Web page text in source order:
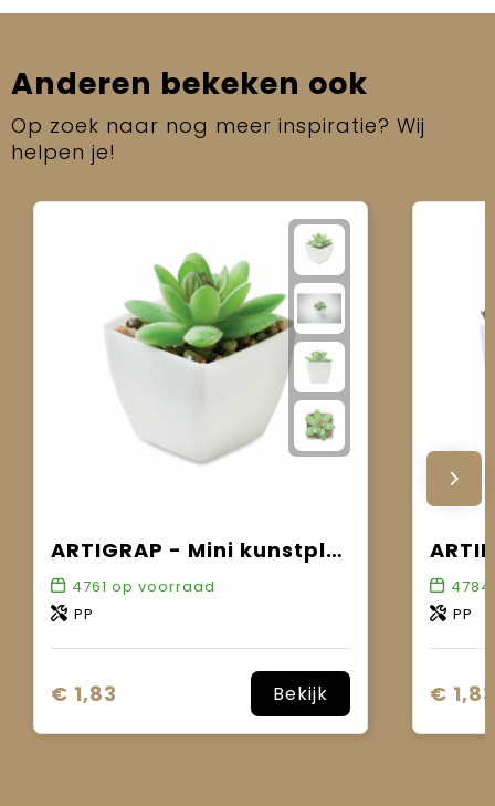
Anderen bekeken ook
Op zoek naar nog meer inspiratie? Wij
helpen je!
ARTIGRAP - Mini kunstplant
4761 op voorraad
PP
€ 1,83 Bekijk
4784
PP
€ 1,83